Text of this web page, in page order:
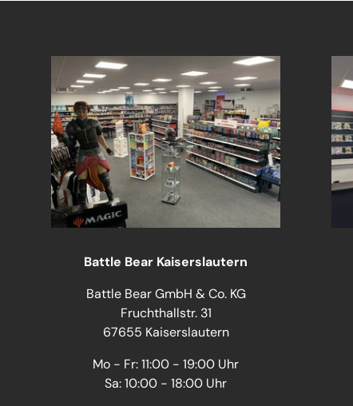
Battle Bear Kaiserslautern
Battle Bear GmbH & Co. KG
Fruchthallstr. 31
67655 Kaiserslautern
Mo - Fr: 11:00 - 19:00 Uhr
Sa: 10:00 - 18:00 Uhr